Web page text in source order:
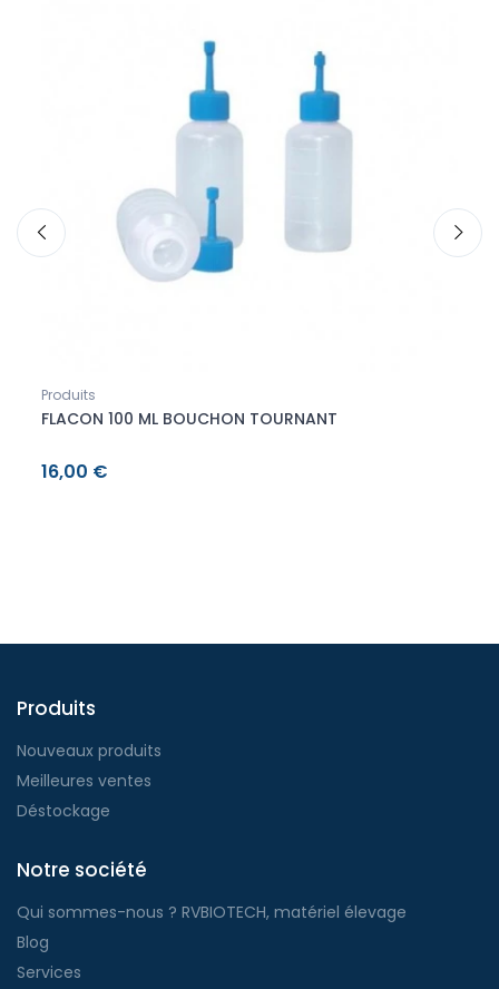
Produits
FLACON 100 ML BOUCHON TOURNANT
16,00 €
Produits
Nouveaux produits
Meilleures ventes
Déstockage
Notre société
Qui sommes-nous ? RVBIOTECH, matériel élevage
Blog
Services